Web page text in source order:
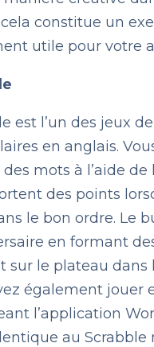
constitue un
utile pour votre
est l’un des jeux
en anglais.
mots à l’aide de
des points
le bon ordre. Le
en formant
sur le plateau dans
également jouer
l’application
au Scrabble